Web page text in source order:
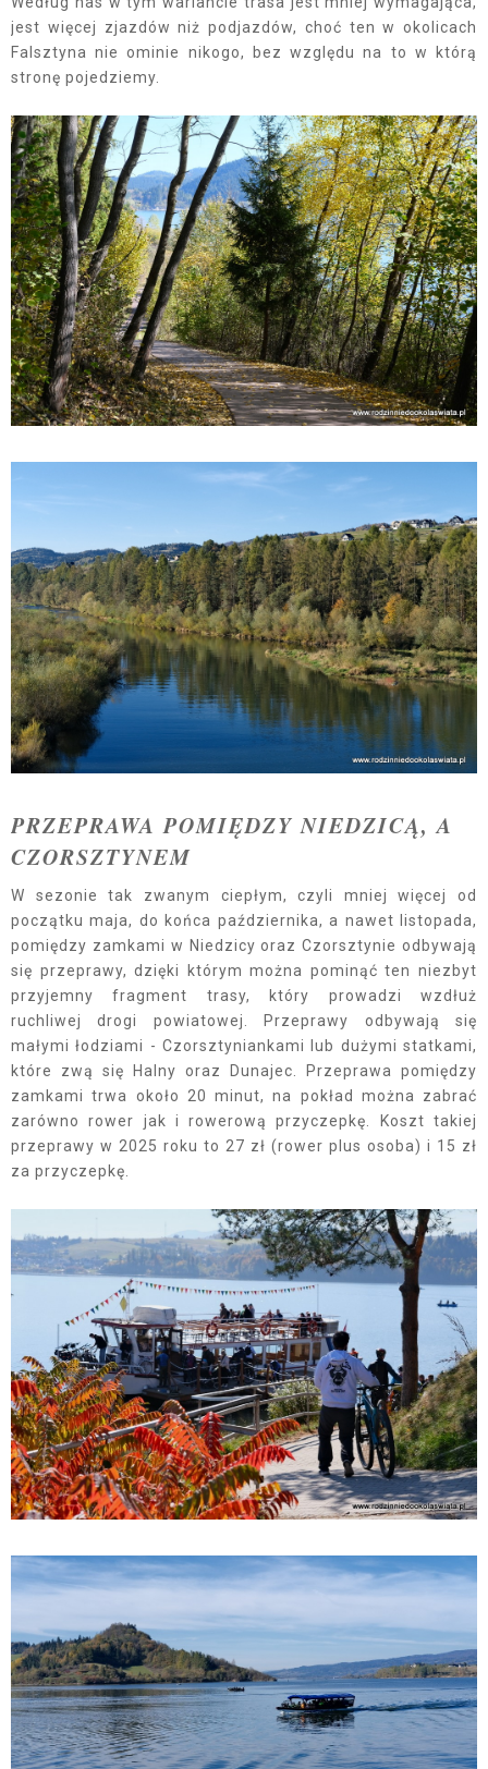
jest więcej zjazdów niż podjazdów, choć ten w okolicach
Falsztyna nie ominie nikogo, bez względu na to w którą
stronę pojedziemy.
PRZEPRAWA POMIĘDZY NIEDZICĄ, A
CZORSZTYNEM
W sezonie tak zwanym ciepłym, czyli mniej więcej od
początku maja, do końca października, a nawet listopada,
pomiędzy zamkami w Niedzicy oraz Czorsztynie odbywają
się przeprawy, dzięki którym można pominąć ten niezbyt
przyjemny fragment trasy, który prowadzi wzdłuż
ruchliwej drogi powiatowej. Przeprawy odbywają się
małymi łodziami - Czorsztyniankami lub dużymi statkami,
które zwą się Halny oraz Dunajec. Przeprawa pomiędzy
zamkami trwa około 20 minut, na pokład można zabrać
zarówno rower jak i rowerową przyczepkę. Koszt takiej
przeprawy w 2025 roku to 27 zł (rower plus osoba) i 15 zł
za przyczepkę.